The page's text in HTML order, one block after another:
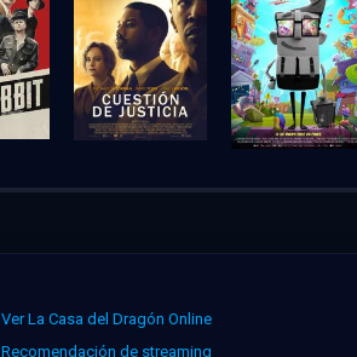
Ver La Casa del Dragón Online
Recomendación de streaming